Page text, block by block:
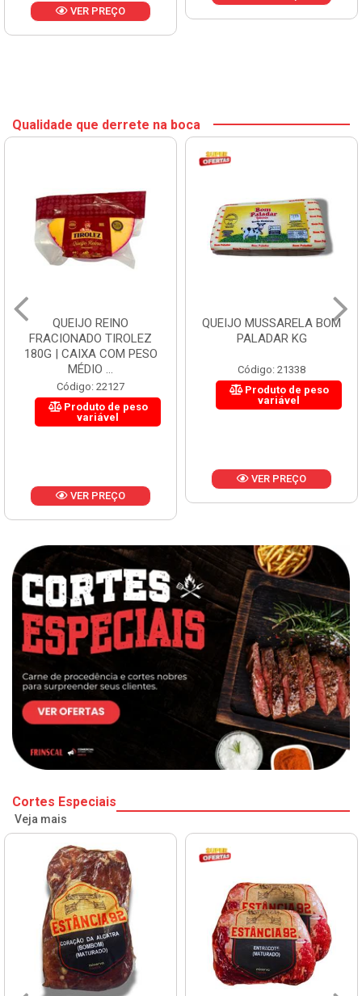
VER PREÇO
Qualidade que derrete na boca
QUEIJO REINO
FRACIONADO TIROLEZ
180G | CAIXA COM PESO
MÉDIO ...
Código: 22127
Produto de peso
variável
VER PREÇO
QUEIJO MUSSARELA BOM
PALADAR KG
Código: 21338
Produto de peso
variável
VER PREÇO
Cortes Especiais
Veja mais